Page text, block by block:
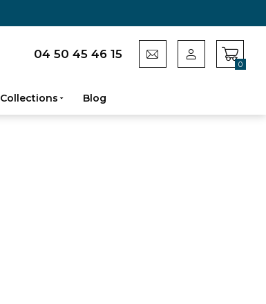
04 50 45 46 15
0
Collections Blog